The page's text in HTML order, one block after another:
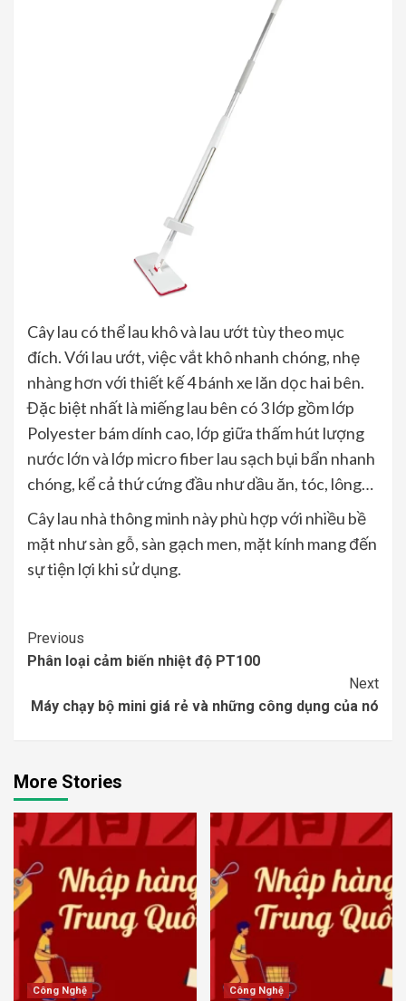
Cây lau có thể lau khô và lau ướt tùy theo mục
đích. Với lau ướt, việc vắt khô nhanh chóng, nhẹ
nhàng hơn với thiết kế 4 bánh xe lăn dọc hai bên.
Đặc biệt nhất là miếng lau bên có 3 lớp gồm lớp
Polyester bám dính cao, lớp giữa thấm hút lượng
nước lớn và lớp micro fiber lau sạch bụi bẩn nhanh
chóng, kể cả thứ cứng đầu như dầu ăn, tóc, lông…
Cây lau nhà thông minh này phù hợp với nhiều bề
mặt như sàn gỗ, sàn gạch men, mặt kính mang đến
sự tiện lợi khi sử dụng.
Continue
Reading
Previous
Phân loại cảm biến nhiệt độ PT100
Next
Máy chạy bộ mini giá rẻ và những công dụng của nó
More Stories
Công Nghệ Công Nghệ